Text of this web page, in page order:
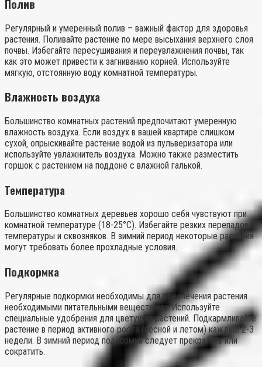
Полив
Регулярный и умеренный полив – важный фактор для здоровья
растения. Поливайте растение по мере высыхания верхнего слоя
почвы. Избегайте пересушивания и переувлажнения почвы‚ так
как это может привести к загниванию корней. Используйте
мягкую‚ отстоянную воду комнатной температуры.
Влажность воздуха
Большинство комнатных растений предпочитают умеренную
влажность воздуха. Если воздух в вашей квартире слишком
сухой‚ опрыскивайте растение водой из пульверизатора или
используйте увлажнитель воздуха. Можно также разместить
горшок с растением на поддоне с влажной галькой.
Температура
Большинство комнатных деревьев хорошо себя чувствуют при
комнатной температуре (18-25°C). Избегайте резких перепадов
температуры и сквозняков. В зимний период некоторые растения
могут требовать более прохладные условия.
Подкормка
Регулярные подкормки необходимы для обеспечения растения
необходимыми питательными веществами. Используйте
специальные удобрения для цветущих растений. Подкармливайте
растение в период активного роста (весной и летом) каждые 2-3
недели. В зимний период подкормки следует прекратить или
сократить.